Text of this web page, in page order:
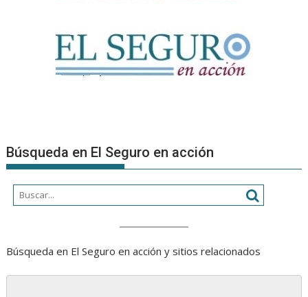
Búsqueda en El Seguro en acción
Búsqueda en El Seguro en acción y sitios relacionados